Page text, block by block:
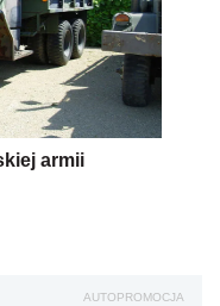
armii
AUTOPROMOCJA